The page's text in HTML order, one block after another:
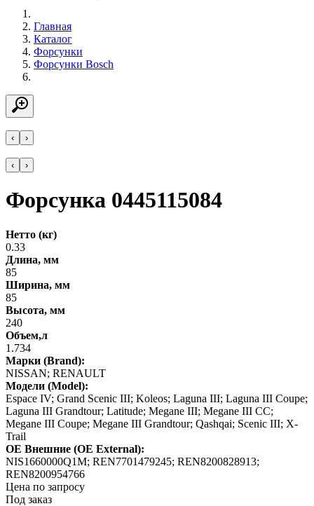
Главная
Каталог
Форсунки
Форсунки Bosch
‹ ›
‹ ›
Форсунка 0445115084
Нетто (кг)
0.33
Длина, мм
85
Ширина, мм
85
Высота, мм
240
Объем,л
1.734
Марки (Brand):
NISSAN; RENAULT
Модели (Model):
Espace IV; Grand Scenic III; Koleos; Laguna III; Laguna III Coupe;
Laguna III Grandtour; Latitude; Megane III; Megane III CC;
Megane III Coupe; Megane III Grandtour; Qashqai; Scenic III; X-
Trail
OE Внешние (OE External):
NIS1660000Q1M; REN7701479245; REN8200828913;
REN8200954766
Цена по запросу
Под заказ